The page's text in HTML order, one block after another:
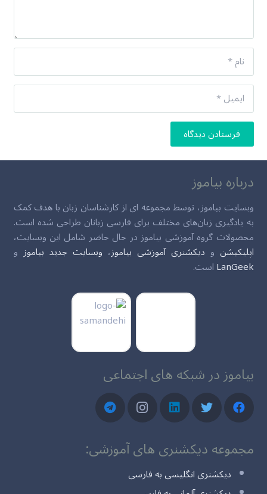
فرستادن دیدگاه
درباره بیاموز
وبسایت بیاموز، توسط مجموعه ای از کارشناسان زبان با هدف کمک
به یادگیری زبان‌های مختلف برای فارسی زبانان طراحی شده است.
محصولات گروه آموزشی بیاموز در حال حاضر شامل این وبسایت،
اپلیکیشن و دیکشنری آموزشی بیاموز، وبسایت جدید بیاموز و
LanGeekاست.
بیاموز در شبکه های اجتماعی
مجموعه دیکشنری های آموزشی:
دیکشنری انگلیسی به فارسی